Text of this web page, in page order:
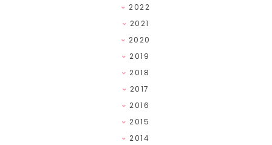
2022
2021
2020
2019
2018
2017
2016
2015
2014